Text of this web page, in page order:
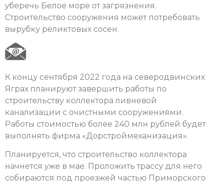
уберечь Белое море от загрязнения.
Строительство сооружения может потребовать
вырубку реликтовых сосен.
К концу сентября 2022 года на северодвинских
Яграх планируют завершить работы по
строительству коллектора ливневой
канализации с очистными сооружениями.
Работы стоимостью более 240 млн рублей будет
выполнять фирма «Дорстроймеханизация».
Планируется, что строительство коллектора
начнется уже в мае. Проложить трассу для него
собираются под проезжей частью Приморского